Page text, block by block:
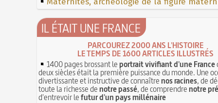
IL ÉTAIT UNE FRANCE
PARCOUREZ 2000 ANS L'HISTOIRE
LE TEMPS DE 1600 ARTICLES ILLUSTRÉS
1400 pages brossant leportrait vivifiant d'une France
deux siècles était la première puissance du monde. Une
divertissante et instructive de connaîtrenos racines, de
toute la richesse denotre passé, de comprendrenotre
d'entrevoir lefutur d'un pays millénaire